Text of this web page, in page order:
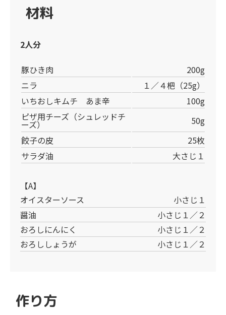
材料
2人分
豚ひき肉
200g
ニラ
１／４杷（25g）
いちおしキムチ あま辛
100g
ピザ用チーズ（シュレッドチ
ーズ）
50g
餃子の皮
25枚
サラダ油
大さじ１
【A】
オイスターソース
小さじ１
醤油
小さじ１／２
おろしにんにく
小さじ１／２
おろししょうが
小さじ１／２
作り方